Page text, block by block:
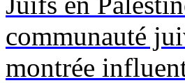
communauté
montrée